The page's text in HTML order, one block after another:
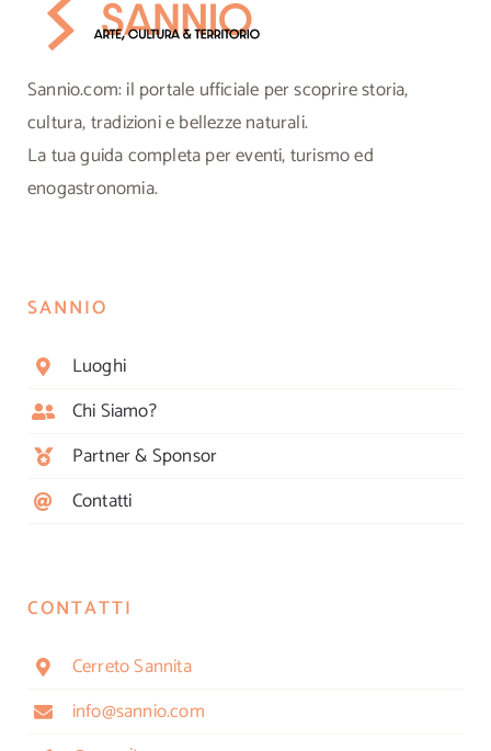
Sannio.com: il portale ufficiale per scoprire storia,
cultura, tradizioni e bellezze naturali.
La tua guida completa per eventi, turismo ed
enogastronomia.
SANNIO
Luoghi
Chi Siamo?
Partner & Sponsor
Contatti
CONTATTI
Cerreto Sannita
info@sannio.com